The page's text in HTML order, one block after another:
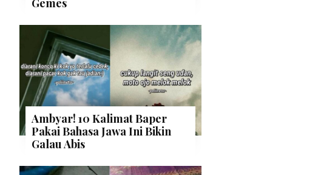
Gemes
Ambyar! 10 Kalimat Baper
Pakai Bahasa Jawa Ini Bikin
Galau Abis